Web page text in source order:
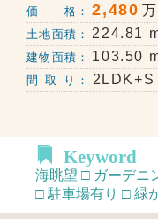
価 格：
2,480万
土地面積：
224.81
建物面積： 103.50
間 取 り： 2LDK+S
Keyword
海眺望 □ ガーデニ
□ 駐車場有り □ 緑